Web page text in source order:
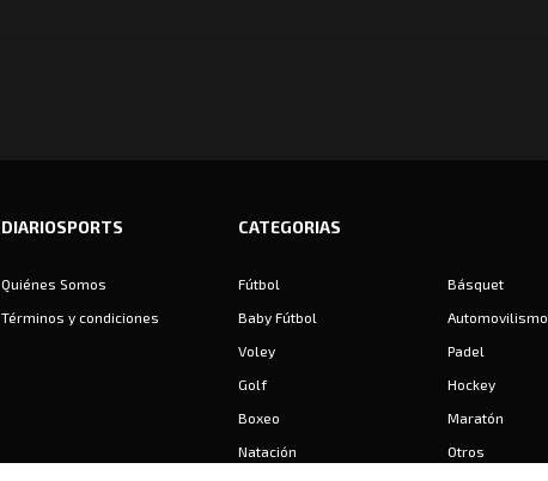
DIARIOSPORTS
Quiénes Somos
Términos y condiciones
CATEGORIAS
Fútbol
Básquet
Baby Fútbol
Automovilismo
Voley
Padel
Golf
Hockey
Boxeo
Maratón
Natación
Otros